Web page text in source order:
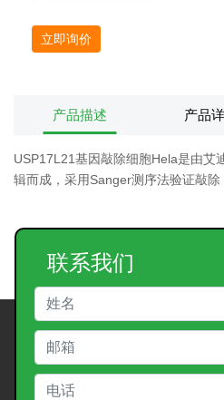
立即询价
产品描述 产品
USP17L21基因敲除细胞Hela是由艾
辑而成，采用Sanger测序法验证敲除
联系我们